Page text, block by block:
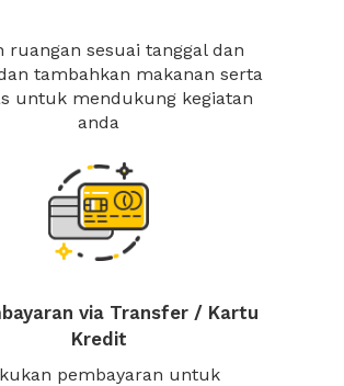
ruangan sesuai tanggal dan
tambahkan makanan serta
untuk mendukung kegiatan
anda
via Transfer / Kartu
Kredit
pembayaran untuk